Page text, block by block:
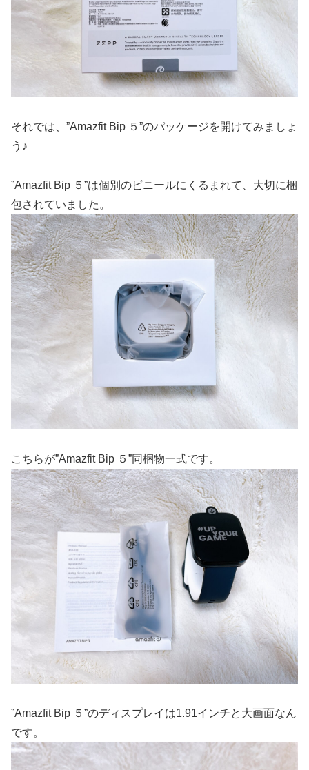
それでは、”Amazfit Bip ５”のパッケージを開けてみましょ
う♪
”Amazfit Bip ５”は個別のビニールにくるまれて、大切に梱
包されていました。
こちらが”Amazfit Bip ５”同梱物一式です。
”Amazfit Bip ５”のディスプレイは1.91インチと大画面なん
です。